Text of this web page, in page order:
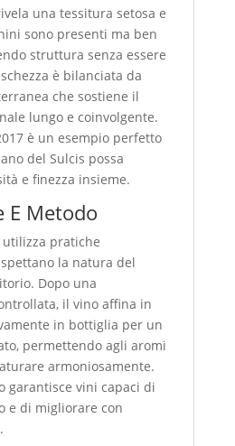
una tessitura setosa e
sono presenti ma ben
struttura senza essere
è bilanciata da
che sostiene il
lungo e coinvolgente.
è un esempio perfetto
del Sulcis possa
e finezza insieme.
E Metodo
utilizza pratiche
la natura del
Dopo una
il vino affina in
in bottiglia per un
permettendo agli aromi
armoniosamente.
garantisce vini capaci di
e di migliorare con